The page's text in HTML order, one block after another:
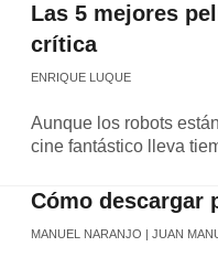
Las 5 mejores
crítica
ENRIQUE LUQUE
Aunque los robots
cine fantástico lleva
Cómo descargar
MANUEL NARANJO JUAN